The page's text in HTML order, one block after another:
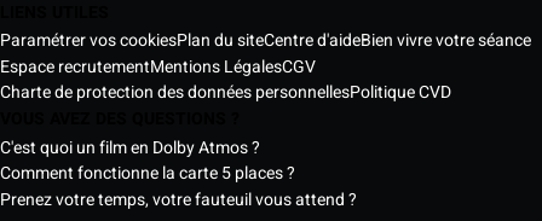
Paramétrer vos cookiesPlan du siteCentre d'aideBien vivre votre séance
Espace recrutementMentions LégalesCGV
Charte de protection des données personnellesPolitique CVD
C'est quoi un film en Dolby Atmos ?
Comment fonctionne la carte 5 places ?
Prenez votre temps, votre fauteuil vous attend ?